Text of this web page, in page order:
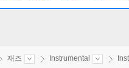
재즈 Instrumental